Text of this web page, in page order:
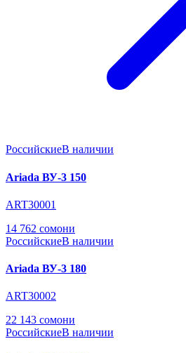
РоссийскиеВ наличии
Ariada ВУ-3 150
ART30001
14 762 сомони
РоссийскиеВ наличии
Ariada ВУ-3 180
ART30002
22 143 сомони
РоссийскиеВ наличии